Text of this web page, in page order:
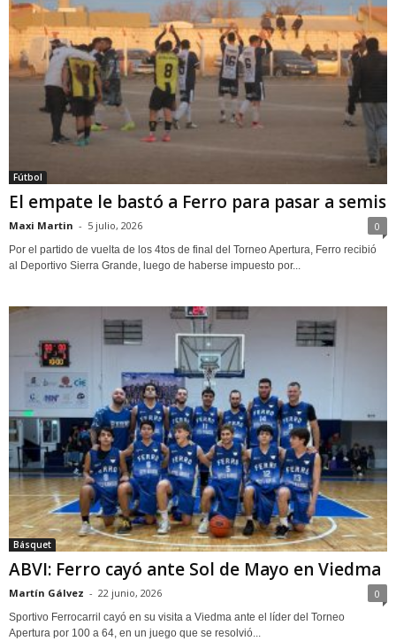
Fútbol
El empate le bastó a Ferro para pasar a semis
Maxi Martin - 5 julio, 2026 0
Por el partido de vuelta de los 4tos de final del Torneo Apertura, Ferro recibió
al Deportivo Sierra Grande, luego de haberse impuesto por...
Básquet
ABVI: Ferro cayó ante Sol de Mayo en Viedma
Martín Gálvez - 22 junio, 2026 0
Sportivo Ferrocarril cayó en su visita a Viedma ante el líder del Torneo
Apertura por 100 a 64, en un juego que se resolvió...